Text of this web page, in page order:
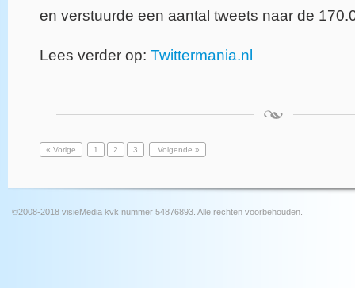
en verstuurde een aantal tweets naar de
Lees verder op: Twittermania.nl
« Vorige 1 2 3 Volgende »
©2008-2018 visieMedia kvk nummer 54876893. Alle rechten voorbehouden.